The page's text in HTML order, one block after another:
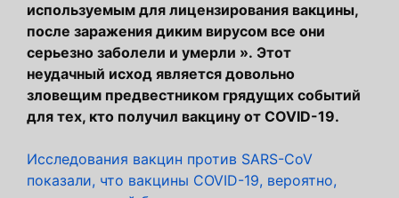
используемым для лицензирования вакцины,
после заражения диким вирусом все они
серьезно заболели и умерли ». Этот
неудачный исход является довольно
зловещим предвестником грядущих событий
для тех, кто получил вакцину от COVID-19.
Исследования вакцин против SARS-CoV
показали, что вакцины COVID-19, вероятно,